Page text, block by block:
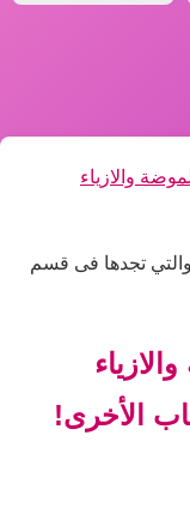
والازياء
والتي تجدها فى قسم
الأخرى!